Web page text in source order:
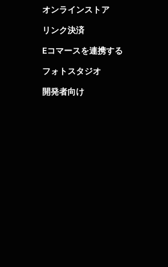
オンラインストア
リンク決済
Eコマースを連携する
フォトスタジオ
開発者向け